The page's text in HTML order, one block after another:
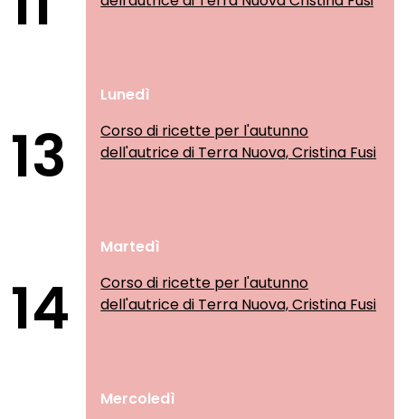
13
Lunedì
Corso di ricette per l'autunno
dell'autrice di Terra Nuova, Cristina Fusi
14
Martedì
Corso di ricette per l'autunno
dell'autrice di Terra Nuova, Cristina Fusi
Mercoledì